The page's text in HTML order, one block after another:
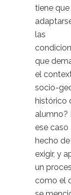
tiene que
las
que
el
socio-
histórico
alumno?
ese caso
hecho de
exigir, y
un
como el